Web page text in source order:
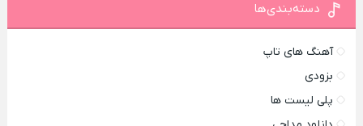
دسته‌بندی‌ها
آهنگ های تاپ
بزودی
پلی لیست ها